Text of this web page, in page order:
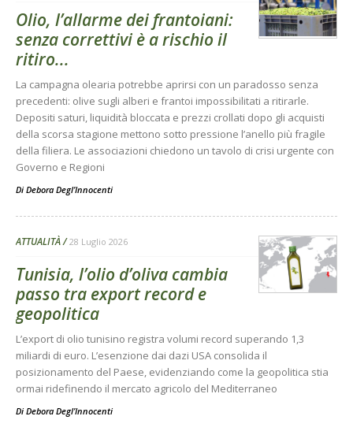
Olio, l’allarme dei frantoiani:
senza correttivi è a rischio il
ritiro...
La campagna olearia potrebbe aprirsi con un paradosso senza
precedenti: olive sugli alberi e frantoi impossibilitati a ritirarle.
Depositi saturi, liquidità bloccata e prezzi crollati dopo gli acquisti
della scorsa stagione mettono sotto pressione l’anello più fragile
della filiera. Le associazioni chiedono un tavolo di crisi urgente con
Governo e Regioni
Di Debora Degl’Innocenti
ATTUALITÀ 28 Luglio 2026
Tunisia, l’olio d’oliva cambia
passo tra export record e
geopolitica
L’export di olio tunisino registra volumi record superando 1,3
miliardi di euro. L’esenzione dai dazi USA consolida il
posizionamento del Paese, evidenziando come la geopolitica stia
ormai ridefinendo il mercato agricolo del Mediterraneo
Di Debora Degl’Innocenti